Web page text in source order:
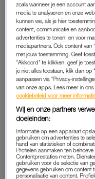
ik merkte al snel dat die
Waarom zou ik een
verwachting te voldoen?
met mijn studie doen.”
PROEFWONEN
Haar studie haalt Noortje
een master, die ze pas in
tussenperiode wil ze
Rotterdam betaalt
Nederland werken om
kan dit half jaar net zo
daar de huur te betalen.
zoals wanneer je een account
media te analyseren en onze
kunnen we, als je hier
content, communicatie en
advertenties te tonen, en voor
mediapartners. Ook content van
met jouw toestemming. Geef
"Akkoord" te klikken, geef je
je niet alles toestaan, klik dan op
aanpassen via “Privacy-
van onze apps. Lees meer in
cookiebeleid voor meer
Wij en onze partners
doeleinden:
Informatie op een apparaat
gebruiken om advertenties te
hand van statistieken of
Profielen aanmaken ten
Contentprestaties meten.
gebruiken voor de selectie van
gegevens gebruiken om content
personalisatie van content.